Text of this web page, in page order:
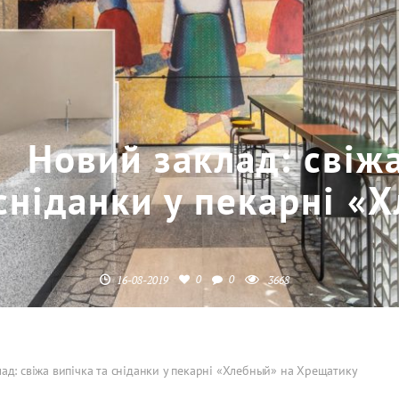
Новий заклад:
у пекарні
16-08-2019 0 0 3668
свіжа випічка та сніданки у пекарні «Хлебный» на Хрещатику